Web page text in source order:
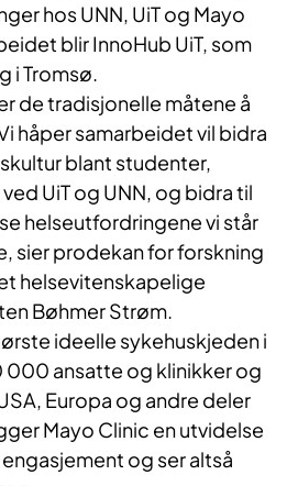
hos UNN, UiT og Mayo
blir InnoHub UiT, som
i Tromsø.
de tradisjonelle måtene å
håper samarbeidet vil bidra
blant studenter,
UiT og UNN, og bidra til
helseutfordringene vi står
sier prodekan for forskning
helsevitenskapelige
Bøhmer Strøm.
ideelle sykehuskjeden i
000 ansatte og klinikker og
Europa og andre deler
Mayo Clinic en utvidelse
og ser altså